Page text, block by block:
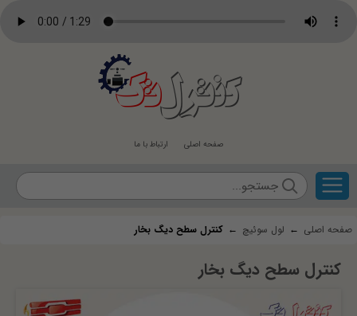
کنترلتک
صفحه اصلی ارتباط با ما
صفحه اصلی ← لول سوئیچ ← کنترل سطح دیگ بخار
کنترل سطح دیگ بخار